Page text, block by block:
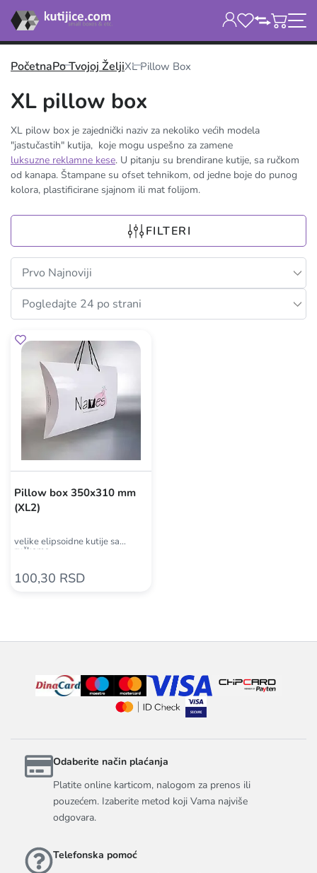
PočetnaPo Tvojoj ŽeljiXL Pillow Box
XL pillow box
XL pilow box je zajednički naziv za nekoliko većih modela
"jastučastih" kutija, koje mogu uspešno za zamene
luksuzne reklamne kese. U pitanju su brendirane kutije, sa ručkom
od kanapa. Štampane su ofset tehnikom, od jedne boje do punog
kolora, plastificirane sjajnom ili mat folijom.
FILTERI
Pillow box 350x310 mm
(XL2)
velike elipsoidne kutije sa
ručkama
100,30 RSD
Odaberite način plaćanja
Platite online karticom, nalogom za prenos ili
pouzećem. Izaberite metod koji Vama najviše
odgovara.
Telefonska pomoć